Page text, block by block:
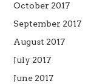
October 2017
September 2017
August 2017
July 2017
June 2017